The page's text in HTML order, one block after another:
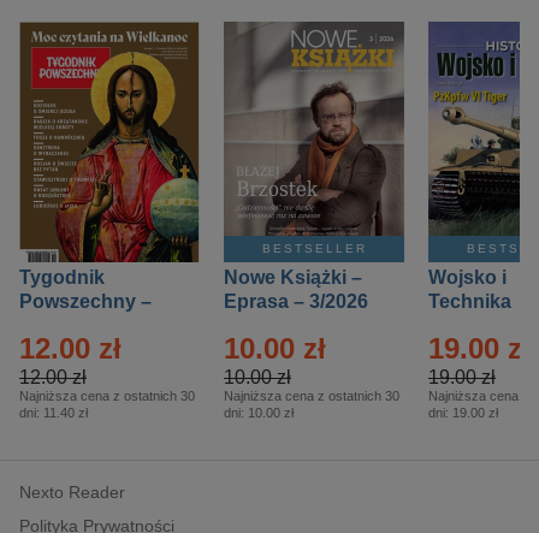
Tygodnik
Powszechny –
12.00 zł
12.00 zł
Najniższa cena z ostatnich 30
dni: 11.40 zł
BESTSELLER
Nowe Książki –
Eprasa – 3/2026
10.00 zł
10.00 zł
Najniższa cena z ostatnich 30
dni: 10.00 zł
Wojsko i
Technika
– 2/2026
19.00 zł
19.00 zł
Najniższa cena z
dni: 19.00 zł
Nexto Reader
Polityka Prywatności